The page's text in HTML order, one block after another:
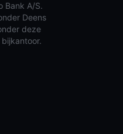
Bank A/S.
Deens
deze